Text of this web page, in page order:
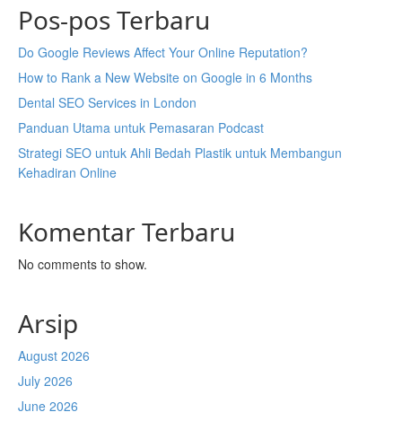
Pos-pos Terbaru
Do Google Reviews Affect Your Online Reputation?
How to Rank a New Website on Google in 6 Months
Dental SEO Services in London
Panduan Utama untuk Pemasaran Podcast
Strategi SEO untuk Ahli Bedah Plastik untuk Membangun
Kehadiran Online
Komentar Terbaru
No comments to show.
Arsip
August 2026
July 2026
June 2026